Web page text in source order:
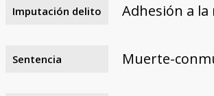
Imputación delito Adhesión a la
Sentencia Muerte-